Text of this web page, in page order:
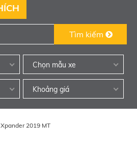
Tìm kiếm
Chọn mẫu xe
Khoảng giá
2019 MT